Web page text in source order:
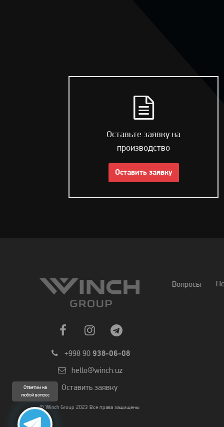
Оставьте заявку на
производство
Оставить заявку
+998 90 938-06-08
hello@winch.uz
Оставить заявку
© Winch Group 2023 Все права защищены
Вопросы
Ответим на
любой вопрос